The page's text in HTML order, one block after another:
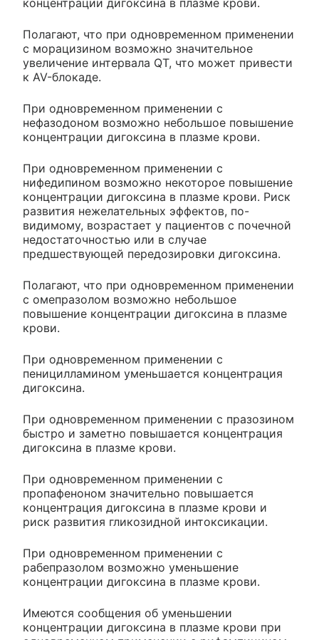
Полагают, что при одновременном применении
с морацизином возможно значительное
увеличение интервала QT, что может привести
к AV-блокаде.
При одновременном применении с
нефазодоном возможно небольшое повышение
концентрации дигоксина в плазме крови.
При одновременном применении с
нифедипином возможно некоторое повышение
концентрации дигоксина в плазме крови. Риск
развития нежелательных эффектов, по-
видимому, возрастает у пациентов с почечной
недостаточностью или в случае
предшествующей передозировки дигоксина.
Полагают, что при одновременном применении
с омепразолом возможно небольшое
повышение концентрации дигоксина в плазме
крови.
При одновременном применении с
пеницилламином уменьшается концентрация
дигоксина.
При одновременном применении с празозином
быстро и заметно повышается концентрация
дигоксина в плазме крови.
При одновременном применении с
пропафеноном значительно повышается
концентрация дигоксина в плазме крови и
риск развития гликозидной интоксикации.
При одновременном применении с
рабепразолом возможно уменьшение
концентрации дигоксина в плазме крови.
Имеются сообщения об уменьшении
концентрации дигоксина в плазме крови при